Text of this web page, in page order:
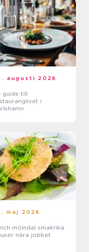
augusti 2026
guide till
i
maj 2026
mölndal smakrika
nära jobbet